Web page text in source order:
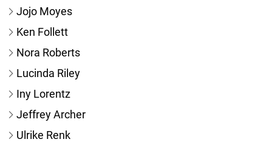
Jojo Moyes
Ken Follett
Nora Roberts
Lucinda Riley
Iny Lorentz
Jeffrey Archer
Ulrike Renk